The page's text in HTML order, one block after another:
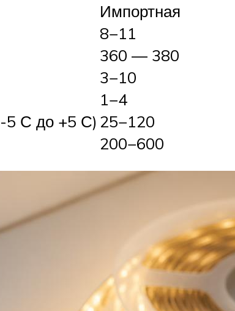
Импортная
8−11
360 — 380
3−10
1−4
-5 С до +5 С) 25−120
200−600